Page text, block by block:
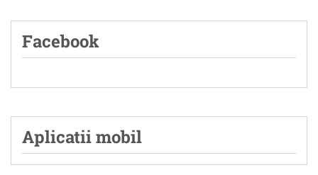
Facebook
Aplicatii mobil